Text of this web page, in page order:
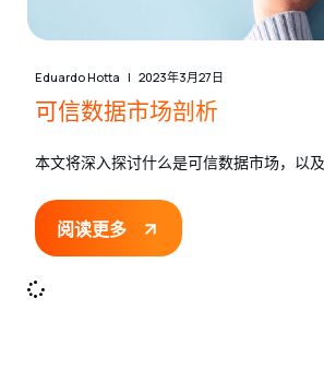
可信数据市场剖析
本文将深入探讨什么是可信数据市场，以
阅读更多
Eduardo Hotta 2023年3月27日